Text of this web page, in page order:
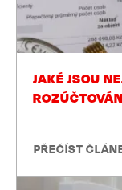
JAKÉ JSOU
PŘEČÍST